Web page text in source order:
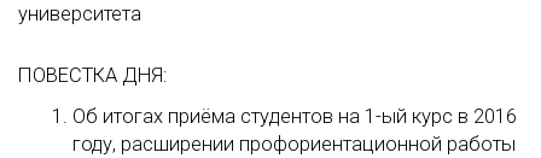
университета
ПОВЕСТКА ДНЯ:
Об итогах приёма студентов на 1-ый курс в 2016
году, расширении профориентационной работы